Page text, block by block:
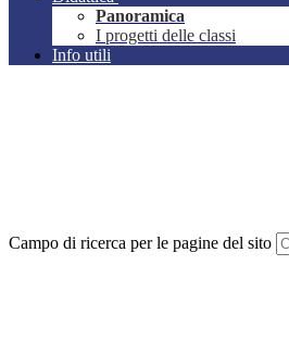
Panoramica
I progetti delle classi
Info utili
Campo di ricerca per le pagine del sito